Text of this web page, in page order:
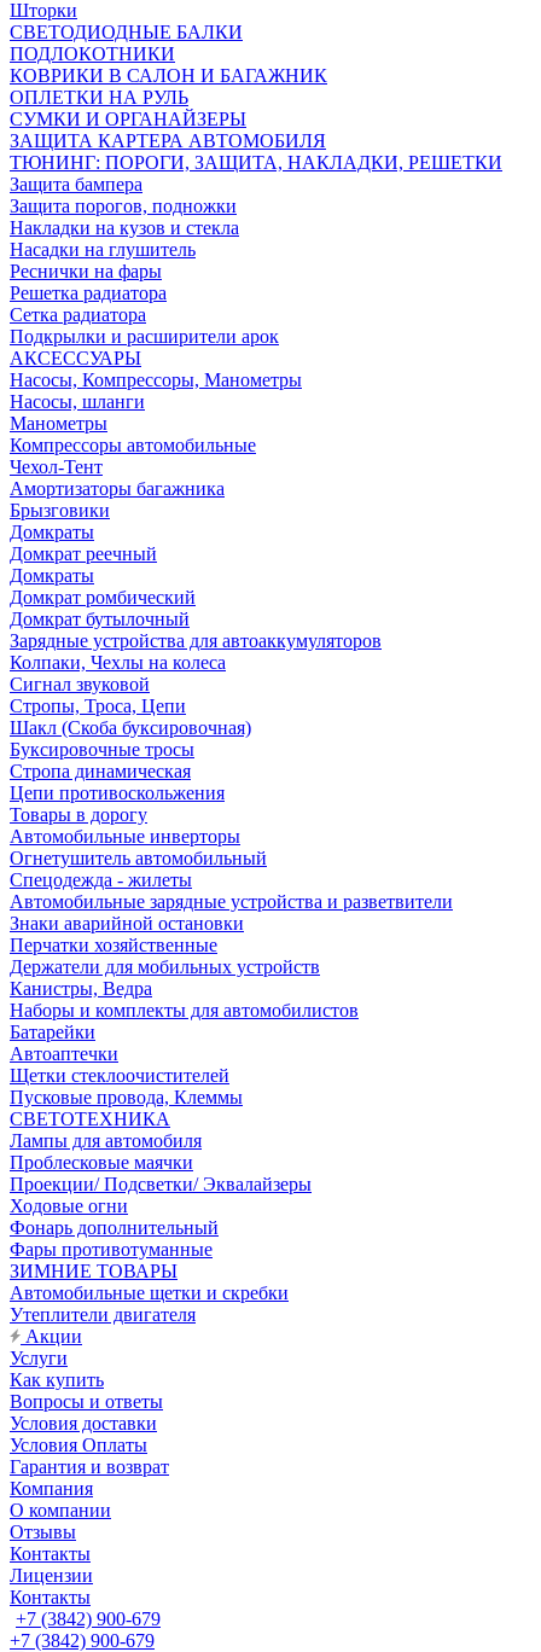
Шторки
СВЕТОДИОДНЫЕ БАЛКИ
ПОДЛОКОТНИКИ
КОВРИКИ В САЛОН И БАГАЖНИК
ОПЛЕТКИ НА РУЛЬ
СУМКИ И ОРГАНАЙЗЕРЫ
ЗАЩИТА КАРТЕРА АВТОМОБИЛЯ
ТЮНИНГ: ПОРОГИ, ЗАЩИТА, НАКЛАДКИ, РЕШЕТКИ
Защита бампера
Защита порогов, подножки
Накладки на кузов и стекла
Насадки на глушитель
Реснички на фары
Решетка радиатора
Сетка радиатора
Подкрылки и расширители арок
АКСЕССУАРЫ
Насосы, Компрессоры, Манометры
Насосы, шланги
Манометры
Компрессоры автомобильные
Чехол-Тент
Амортизаторы багажника
Брызговики
Домкраты
Домкрат реечный
Домкраты
Домкрат ромбический
Домкрат бутылочный
Зарядные устройства для автоаккумуляторов
Колпаки, Чехлы на колеса
Сигнал звуковой
Стропы, Троса, Цепи
Шакл (Скоба буксировочная)
Буксировочные тросы
Стропа динамическая
Цепи противоскольжения
Товары в дорогу
Автомобильные инверторы
Огнетушитель автомобильный
Спецодежда - жилеты
Автомобильные зарядные устройства и разветвители
Знаки аварийной остановки
Перчатки хозяйственные
Держатели для мобильных устройств
Канистры, Ведра
Наборы и комплекты для автомобилистов
Батарейки
Автоаптечки
Щетки стеклоочистителей
Пусковые провода, Клеммы
СВЕТОТЕХНИКА
Лампы для автомобиля
Проблесковые маячки
Проекции/ Подсветки/ Эквалайзеры
Ходовые огни
Фонарь дополнительный
Фары противотуманные
ЗИМНИЕ ТОВАРЫ
Автомобильные щетки и скребки
Утеплители двигателя
Акции
Услуги
Как купить
Вопросы и ответы
Условия доставки
Условия Оплаты
Гарантия и возврат
Компания
О компании
Отзывы
Контакты
Лицензии
Контакты
+7 (3842) 900-679
+7 (3842) 900-679